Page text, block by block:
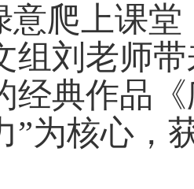
意爬上课
组刘老师
经典作品
”为核心，